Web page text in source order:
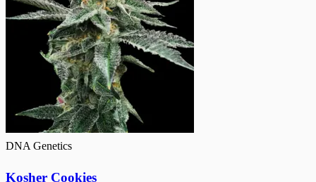
DNA Genetics
Kosher Cookies